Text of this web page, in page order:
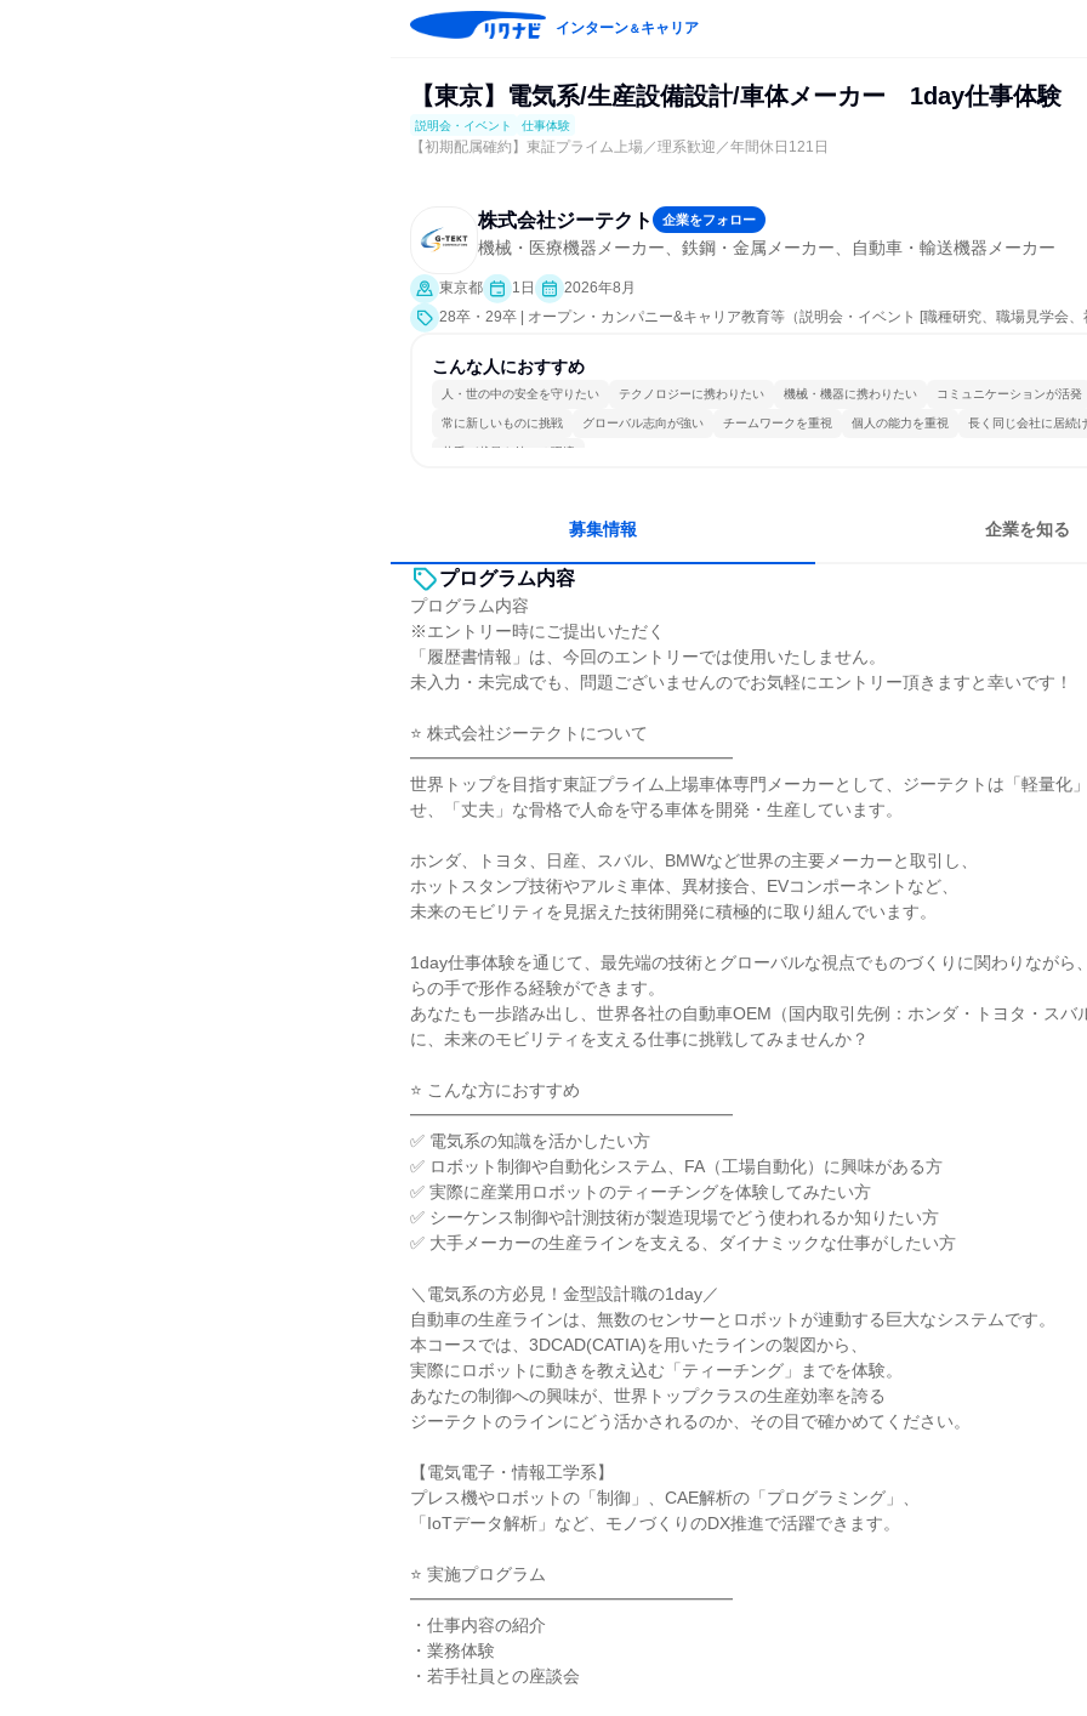
インターン＆キャリア
【東京】電気系/生産設備設計/車体メーカー 1day仕事体験
説明会・イベント 仕事体験
【初期配属確約】東証プライム上場／理系歓迎／年間休日121日
株式会社ジーテクト 企業をフォロー
機械・医療機器メーカー、鉄鋼・金属メーカー、自動車・輸送機器メーカー
東京都 1日
2026年8月
28卒・29卒 | オープン・カンパニー&キャリア教育等（説明会・イベント [職種研究、職場見学会
こんな人におすすめ
人・世の中の安全を守りたい テクノロジーに携わりたい 機械・機器に携わりたい コミュニケーションが活発
常に新しいものに挑戦 グローバル志向が強い チームワークを重視 個人の能力を重視 長く同じ会社に居続
若手が裁量を持てる環境
募集情報 企業を知る
プログラム内容
プログラム内容
※エントリー時にご提出いただく
「履歴書情報」は、今回のエントリーでは使用いたしません。
未入力・未完成でも、問題ございませんのでお気軽にエントリー頂きますと幸いです！
⭐ 株式会社ジーテクトについて
━━━━━━━━━━━━━━━━━━━
世界トップを目指す東証プライム上場車体専門メーカーとして、ジーテクトは「軽量化
せ、「丈夫」な骨格で人命を守る車体を開発・生産しています。
ホンダ、トヨタ、日産、スバル、BMWなど世界の主要メーカーと取引し、
ホットスタンプ技術やアルミ車体、異材接合、EVコンポーネントなど、
未来のモビリティを見据えた技術開発に積極的に取り組んでいます。
1day仕事体験を通じて、最先端の技術とグローバルな視点でものづくりに関わりながら
らの手で形作る経験ができます。
あなたも一歩踏み出し、世界各社の自動車OEM（国内取引先例：ホンダ・トヨタ・スバ
に、未来のモビリティを支える仕事に挑戦してみませんか？
⭐ こんな方におすすめ
━━━━━━━━━━━━━━━━━━━
✅ 電気系の知識を活かしたい方
✅ ロボット制御や自動化システム、FA（工場自動化）に興味がある方
✅ 実際に産業用ロボットのティーチングを体験してみたい方
✅ シーケンス制御や計測技術が製造現場でどう使われるか知りたい方
✅ 大手メーカーの生産ラインを支える、ダイナミックな仕事がしたい方
＼電気系の方必見！金型設計職の1day／
自動車の生産ラインは、無数のセンサーとロボットが連動する巨大なシステムです。
本コースでは、3DCAD(CATIA)を用いたラインの製図から、
実際にロボットに動きを教え込む「ティーチング」までを体験。
あなたの制御への興味が、世界トップクラスの生産効率を誇る
ジーテクトのラインにどう活かされるのか、その目で確かめてください。
【電気電子・情報工学系】
プレス機やロボットの「制御」、CAE解析の「プログラミング」、
「IoTデータ解析」など、モノづくりのDX推進で活躍できます。
⭐ 実施プログラム
━━━━━━━━━━━━━━━━━━━
・仕事内容の紹介
・業務体験
・若手社員との座談会